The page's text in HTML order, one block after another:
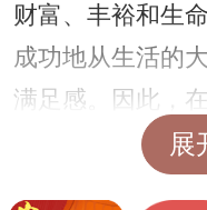
财富、丰裕和生
成功地从生活的
满足感。因此，
收获和财富的到
展